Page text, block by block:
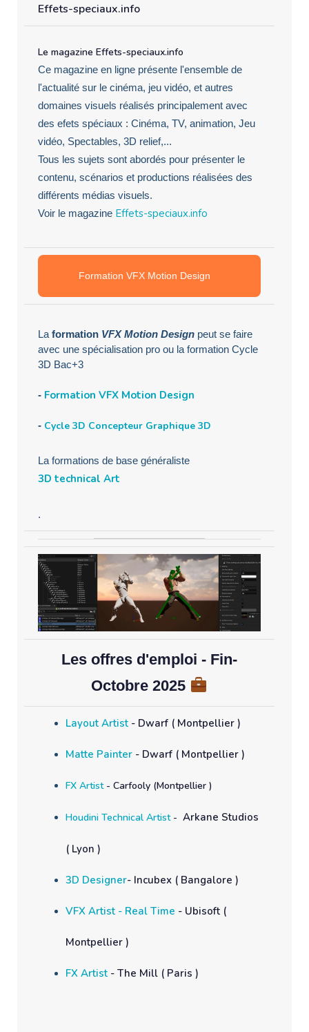
Effets-speciaux.info
Le magazine Effets-speciaux.info
Ce magazine en ligne présente l'ensemble de
l'actualité sur le cinéma, jeu vidéo, et autres
domaines visuels réalisés principalement avec
des efets spéciaux : Cinéma, TV, animation, Jeu
vidéo, Spectables, 3D relief,...
Tous les sujets sont abordés pour présenter le
contenu, scénarios et productions réalisées des
différents médias visuels.
Voir le magazine Effets-speciaux.info
Formation VFX Motion Design
La formation VFX Motion Design peut se faire
avec une spécialisation pro ou la formation Cycle
3D Bac+3
- Formation VFX Motion Design
- Cycle 3D Concepteur Graphique 3D
La formations de base généraliste
3D technical Art
.
Les offres d'emploi - Fin-
Octobre 2025
Layout Artist - Dwarf ( Montpellier )
Matte Painter - Dwarf ( Montpellier )
FX Artist- Carfooly (Montpellier )
Houdini Technical Artist- Arkane Studios
( Lyon )
3D Designer- Incubex ( Bangalore )
VFX Artist - Real Time - Ubisoft (
Montpellier )
FX Artist - The Mill ( Paris )